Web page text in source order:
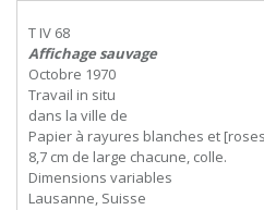
T IV 68
Affichage sauvage
Octobre 1970
Travail in situ
dans la ville de
Papier à rayures blanches et
8,7 cm de large chacune, colle.
Dimensions variables
Lausanne, Suisse